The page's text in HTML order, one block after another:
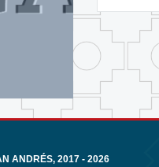
ANDRÉS, 2017 - 2026